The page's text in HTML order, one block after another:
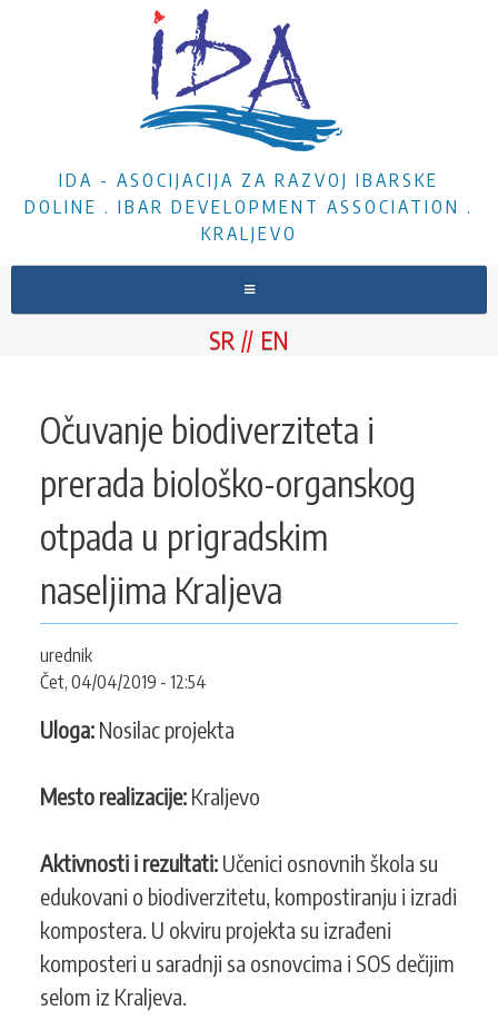
IDA - ASOCIJACIJA ZA RAZVOJ IBARSKE
DOLINE . IBAR DEVELOPMENT ASSOCIATION .
KRALJEVO
PROJEKTI
DOKUMENTA
KONTAKT
SEARCH
FORM
SR EN
Očuvanje biodiverziteta i
prerada biološko-organskog
otpada u prigradskim
naseljima Kraljeva
urednik
Čet, 04/04/2019 - 12:54
Uloga: Nosilac projekta
Mesto realizacije: Kraljevo
Aktivnosti i rezultati: Učenici osnovnih škola su
edukovani o biodiverzitetu, kompostiranju i izradi
kompostera. U okviru projekta su izrađeni
komposteri u saradnji sa osnovcima i SOS dečijim
selom iz Kraljeva.